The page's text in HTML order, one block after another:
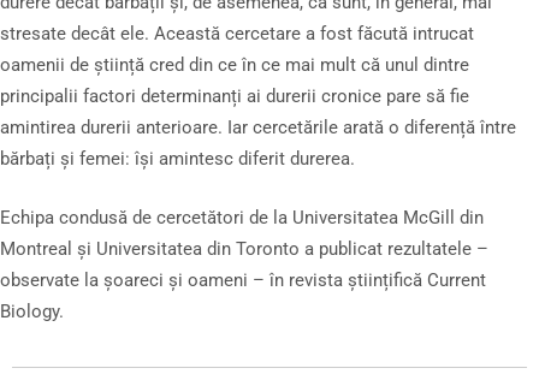
stresate decât ele. Această cercetare a fost făcută intrucat
oamenii de știință cred din ce în ce mai mult că unul dintre
principalii factori determinanți ai durerii cronice pare să fie
amintirea durerii anterioare. Iar cercetările arată o diferență între
bărbați și femei: își amintesc diferit durerea.
Echipa condusă de cercetători de la Universitatea McGill din
Montreal și Universitatea din Toronto a publicat rezultatele –
observate la șoareci și oameni – în revista științifică Current
Biology.